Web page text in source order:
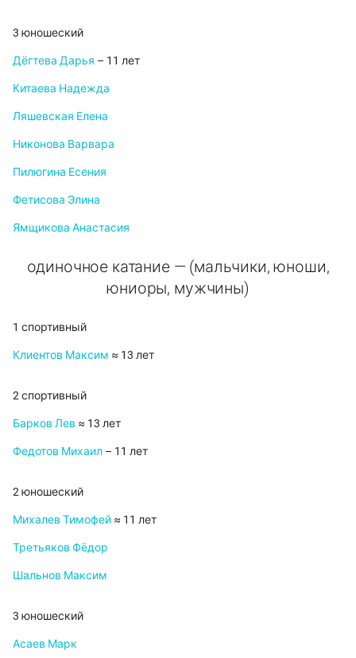
3 юношеский
Дёгтева Дарья – 11 лет
Китаева Надежда
Ляшевская Елена
Никонова Варвара
Пилюгина Есения
Фетисова Элина
Ямщикова Анастасия
одиночное катание — (мальчики, юноши,
юниоры, мужчины)
1 спортивный
Клиентов Максим ≈ 13 лет
2 спортивный
Барков Лев ≈ 13 лет
Федотов Михаил – 11 лет
2 юношеский
Михалев Тимофей ≈ 11 лет
Третьяков Фёдор
Шальнов Максим
3 юношеский
Асаев Марк